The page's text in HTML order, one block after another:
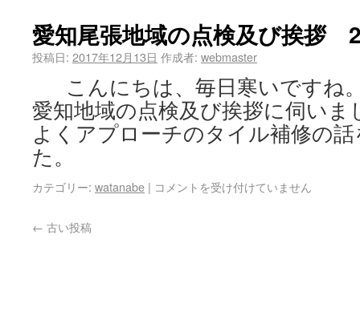
愛知尾張地域の点検及び挨拶
投稿日: 2017年12月13日 作成者: webmaster
こんにちは、毎日寒いですね
愛知地域の点検及び挨拶に伺いま
よくアプローチのタイル補修の
た。
カテゴリー: watanabe | コメントを受け付けていません
← 古い投稿